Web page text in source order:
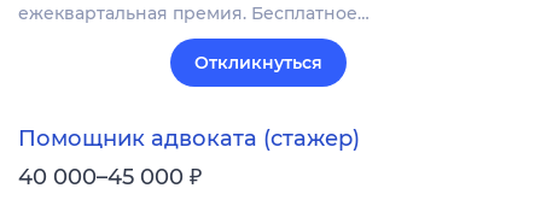
ежеквартальная премия. Бесплатное…
Откликнуться
Помощник адвоката (стажер)
40 000–45 000 ₽